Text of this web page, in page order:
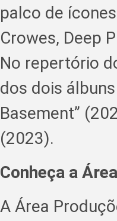
palco de
Crowes, Deep
No repertório
dos dois
Basement”
(2023).
Conheça a
A Área